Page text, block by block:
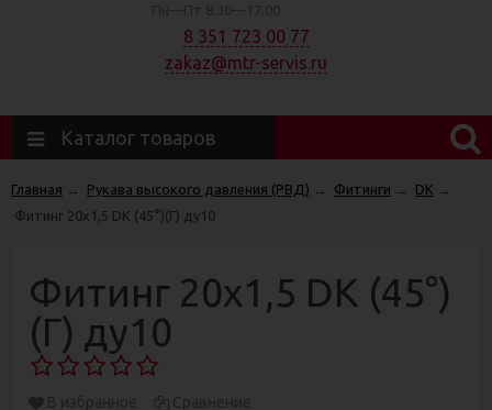
8 351 723 00 77
zakaz@mtr-servis.ru
Каталог товаров
Главная Рукава высокого давления (РВД) Фитинги DK
Фитинг 20х1,5 DK (45°)(Г) ду10
Фитинг 20х1,5 DK (45°)
(Г) ду10